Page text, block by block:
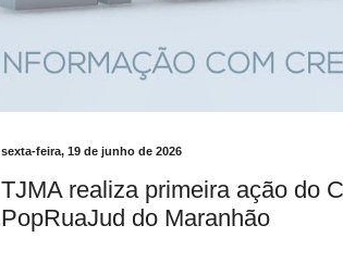
sexta-feira, 19 de junho de 2026
TJMA realiza primeira ação do
PopRuaJud do Maranhão